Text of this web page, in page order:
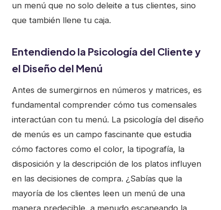
un menú que no solo deleite a tus clientes, sino
que también llene tu caja.
Entendiendo la Psicología del Cliente y
el Diseño del Menú
Antes de sumergirnos en números y matrices, es
fundamental comprender cómo tus comensales
interactúan con tu menú. La psicología del diseño
de menús es un campo fascinante que estudia
cómo factores como el color, la tipografía, la
disposición y la descripción de los platos influyen
en las decisiones de compra. ¿Sabías que la
mayoría de los clientes leen un menú de una
manera predecible, a menudo escaneando la